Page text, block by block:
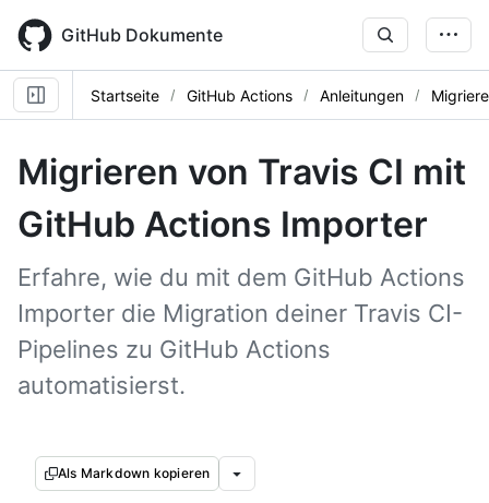
main
content
GitHub Dokumente
Startseite GitHub Actions Anleitungen
Migrieren von Travis CI mit
GitHub Actions Importer
Erfahre, wie du mit dem GitHub Actions
Importer die Migration deiner Travis CI-
Pipelines zu GitHub Actions
automatisierst.
Als Markdown kopieren